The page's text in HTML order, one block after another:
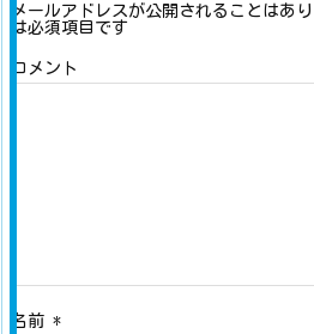
メールアドレスが公開されることはあり
は必須項目です
コメント
名前 *